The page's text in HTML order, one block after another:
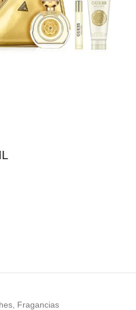
Fragancias